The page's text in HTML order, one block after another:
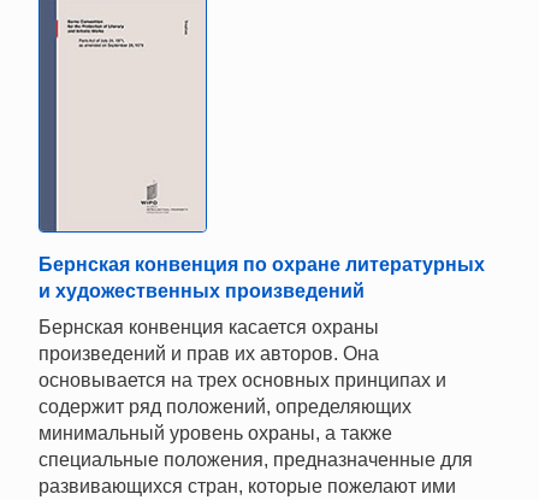
Бернская конвенция по охране литературных
и художественных произведений
Бернская конвенция касается охраны
произведений и прав их авторов. Она
основывается на трех основных принципах и
содержит ряд положений, определяющих
минимальный уровень охраны, а также
специальные положения, предназначенные для
развивающихся стран, которые пожелают ими